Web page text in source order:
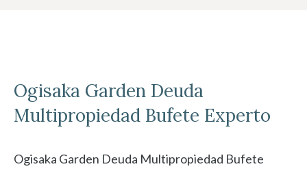
Ogisaka Garden Deuda
Multipropiedad Bufete Experto
Ogisaka Garden Deuda Multipropiedad Bufete